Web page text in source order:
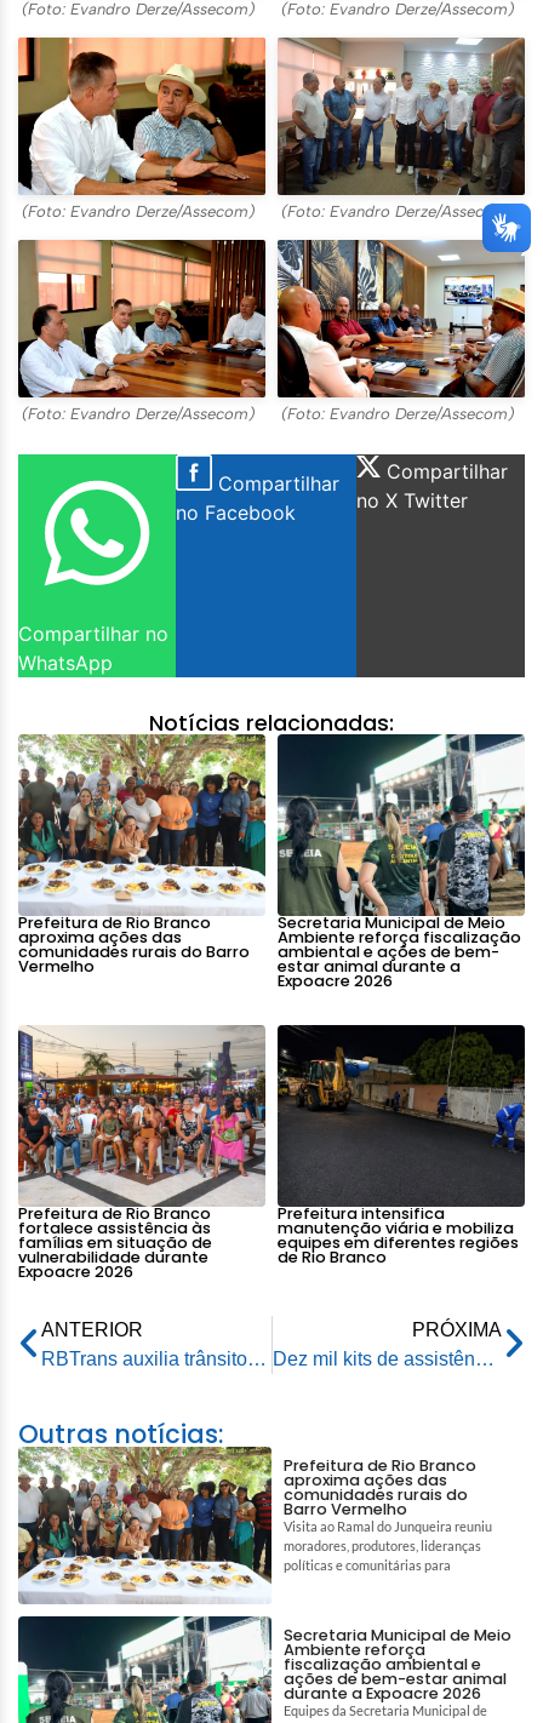
(Foto: Evandro Derze/Assecom) (Foto: Evandro Derze/Assecom)
(Foto: Evandro Derze/Assecom) (Foto: Evandro Derze/Assecom)
(Foto: Evandro Derze/Assecom) (Foto: Evandro Derze/Assecom)
Compartilhar no
WhatsApp
Compartilhar
no Facebook
Compartilhar
no X Twitter
Notícias relacionadas:
Prefeitura de Rio Branco
aproxima ações das
comunidades rurais do Barro
Vermelho
Secretaria Municipal de Meio
Ambiente reforça fiscalização
ambiental e ações de bem-
estar animal durante a
Expoacre 2026
Prefeitura de Rio Branco
fortalece assistência às
famílias em situação de
vulnerabilidade durante
Expoacre 2026
Prefeitura intensifica
manutenção viária e mobiliza
equipes em diferentes regiões
de Rio Branco
ANTERIOR
RBTrans auxilia trânsito onde vias estão interditadas e pede que população evite quarta ponte
PRÓXIMA
Dez mil kits de assistência humanitária começam a ser entregues
Outras notícias:
Prefeitura de Rio Branco
aproxima ações das
comunidades rurais do
Barro Vermelho
Visita ao Ramal do Junqueira reuniu
moradores, produtores, lideranças
políticas e comunitárias para
Secretaria Municipal de Meio
Ambiente reforça
fiscalização ambiental e
ações de bem-estar animal
durante a Expoacre 2026
Equipes da Secretaria Municipal de